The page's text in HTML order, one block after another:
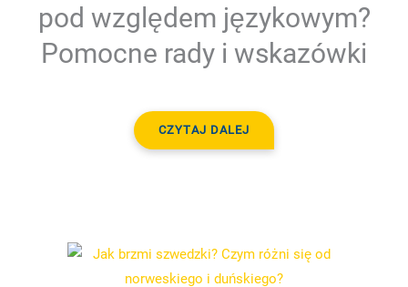
pod względem językowym?
Pomocne rady i wskazówki
CZYTAJ DALEJ